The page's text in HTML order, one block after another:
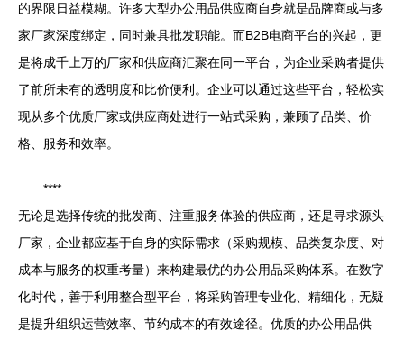
的界限日益模糊。许多大型办公用品供应商自身就是品牌商或与多
家厂家深度绑定，同时兼具批发职能。而B2B电商平台的兴起，更
是将成千上万的厂家和供应商汇聚在同一平台，为企业采购者提供
了前所未有的透明度和比价便利。企业可以通过这些平台，轻松实
现从多个优质厂家或供应商处进行一站式采购，兼顾了品类、价
格、服务和效率。
****
无论是选择传统的批发商、注重服务体验的供应商，还是寻求源头
厂家，企业都应基于自身的实际需求（采购规模、品类复杂度、对
成本与服务的权重考量）来构建最优的办公用品采购体系。在数字
化时代，善于利用整合型平台，将采购管理专业化、精细化，无疑
是提升组织运营效率、节约成本的有效途径。优质的办公用品供